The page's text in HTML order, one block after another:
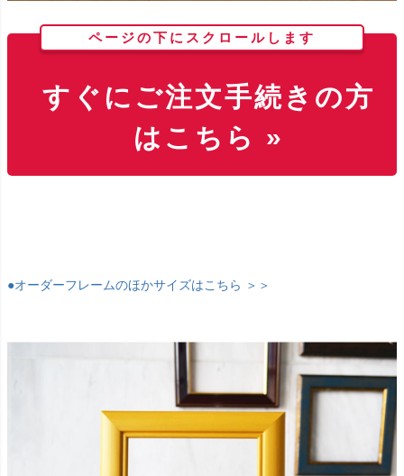
ページの下にスクロールします
すぐにご注文手続きの方
はこちら »
●オーダーフレームのほかサイズはこちら ＞＞